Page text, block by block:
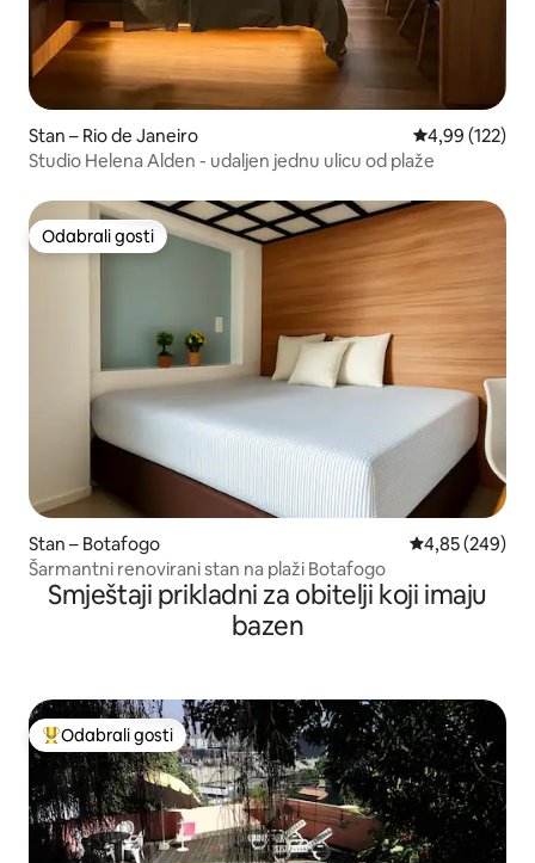
Stan – Rio de Janeiro Prosječna
4,99 (122)
Studio Helena Alden - udaljen jednu ulicu od plaže
Odabrali gosti
Odabrali gosti
Stan – Botafogo Prosječna
4,85 (249)
Šarmantni renovirani stan na plaži Botafogo
Smještaji prikladni za obitelji koji imaju
bazen
Među najviše rangiranima s oznakom „Odabrali gosti”
Odabrali gosti